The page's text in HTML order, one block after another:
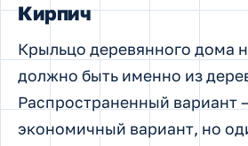
Кирпич
Крыльцо деревянного дома
должно быть именно из
Распространенный вариант
экономичный вариант, но